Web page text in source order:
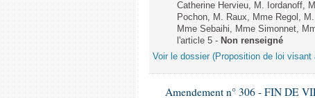
Catherine Hervieu, M. Iordanoff,
Pochon, M. Raux, Mme Regol,
Mme Sebaihi, Mme Simonnet,
l'article 5 - Non renseigné
Voir le dossier (Proposition de loi visant
Amendement n° 306 - FIN DE